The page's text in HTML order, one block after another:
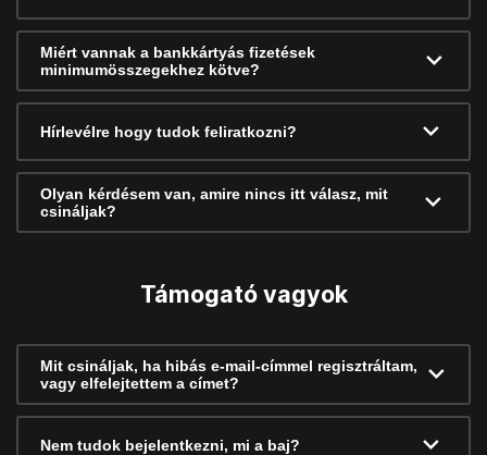
Miért vannak a bankkártyás fizetések
minimumösszegekhez kötve?
Hírlevélre hogy tudok feliratkozni?
Olyan kérdésem van, amire nincs itt válasz, mit
csináljak?
Támogató vagyok
Mit csináljak, ha hibás e-mail-címmel regisztráltam,
vagy elfelejtettem a címet?
Nem tudok bejelentkezni, mi a baj?